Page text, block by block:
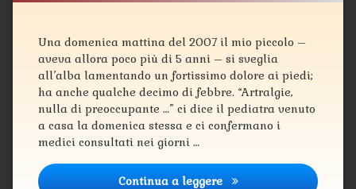
Una domenica mattina del 2007 il mio piccolo –
aveva allora poco più di 5 anni – si sveglia
all’alba lamentando un fortissimo dolore ai piedi;
ha anche qualche decimo di febbre. “Artralgie,
nulla di preoccupante …” ci dice il pediatra venuto
a casa la domenica stessa e ci confermano i
medici consultati nei giorni …
Continua a leggere La storia di Alessia e